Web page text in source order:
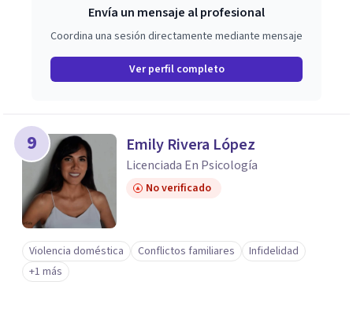
Envía un mensaje al profesional
Coordina una sesión directamente mediante mensaje
Ver perfil completo
9 Emily Rivera López
Licenciada En Psicología
No verificado
Violencia doméstica Conflictos familiares
Infidelidad
+1 más